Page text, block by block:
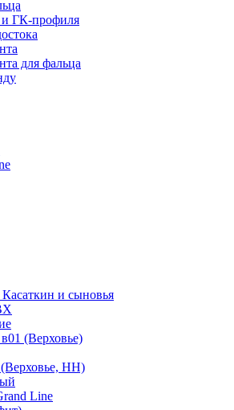
ГК-профиля
для фальца
и сыновья
(Верховье)
НН)
Line